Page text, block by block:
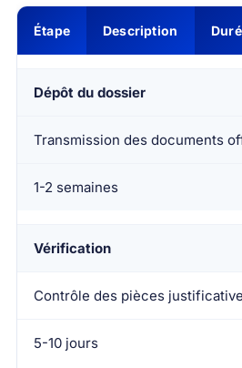
Étape Description
Dépôt du dossier
Transmission des documents
1-2 semaines
Vérification
Contrôle des pièces
5-10 jours